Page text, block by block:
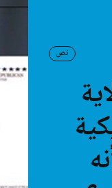
English
سياسة التصحيح
فيديوغرافيك
نص